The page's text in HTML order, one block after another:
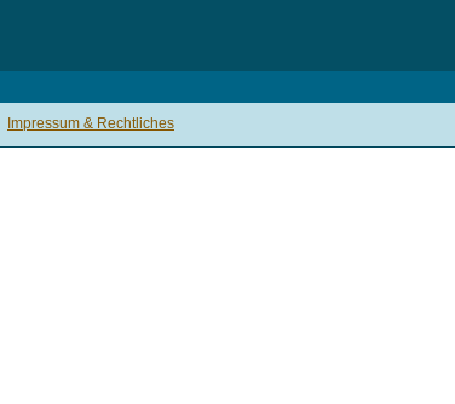
Impressum & Rechtliches